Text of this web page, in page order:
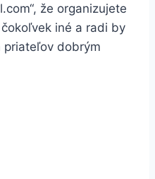
že organizujete
iné a radi by
priateľov dobrým